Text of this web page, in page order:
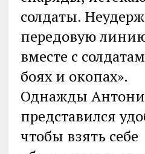
солдаты.
передовую
вместе с
боях и окопах».
Однажды
представился
чтобы взять себе